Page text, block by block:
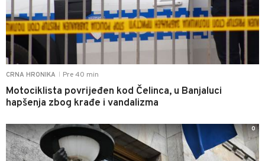
CRNA HRONIKA Pre 40 min
Motociklista povrijeđen kod Čelinca, u Banjaluci
hapšenja zbog krađe i vandalizma
0